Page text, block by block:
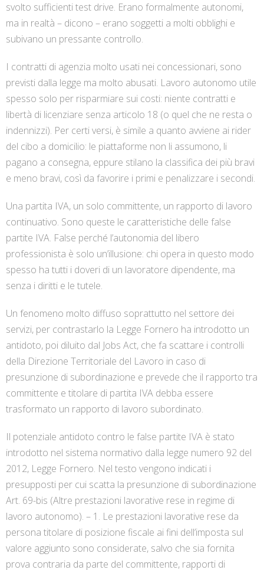
svolto sufficienti test drive. Erano formalmente autonomi,
ma in realtà – dicono – erano soggetti a molti obblighi e
subivano un pressante controllo.
I contratti di agenzia molto usati nei concessionari, sono
previsti dalla legge ma molto abusati. Lavoro autonomo utile
spesso solo per risparmiare sui costi: niente contratti e
libertà di licenziare senza articolo 18 (o quel che ne resta o
indennizzi). Per certi versi, è simile a quanto avviene ai rider
del cibo a domicilio: le piattaforme non li assumono, li
pagano a consegna, eppure stilano la classifica dei più bravi
e meno bravi, così da favorire i primi e penalizzare i secondi.
Una partita IVA, un solo committente, un rapporto di lavoro
continuativo. Sono queste le caratteristiche delle false
partite IVA. False perché l’autonomia del libero
professionista è solo un’illusione: chi opera in questo modo
spesso ha tutti i doveri di un lavoratore dipendente, ma
senza i diritti e le tutele.
Un fenomeno molto diffuso soprattutto nel settore dei
servizi, per contrastarlo la Legge Fornero ha introdotto un
antidoto, poi diluito dal Jobs Act, che fa scattare i controlli
della Direzione Territoriale del Lavoro in caso di
presunzione di subordinazione e prevede che il rapporto tra
committente e titolare di partita IVA debba essere
trasformato un rapporto di lavoro subordinato.
Il potenziale antidoto contro le false partite IVA è stato
introdotto nel sistema normativo dalla legge numero 92 del
2012, Legge Fornero. Nel testo vengono indicati i
presupposti per cui scatta la presunzione di subordinazione
Art. 69-bis (Altre prestazioni lavorative rese in regime di
lavoro autonomo). – 1. Le prestazioni lavorative rese da
persona titolare di posizione fiscale ai fini dell’imposta sul
valore aggiunto sono considerate, salvo che sia fornita
prova contraria da parte del committente, rapporti di